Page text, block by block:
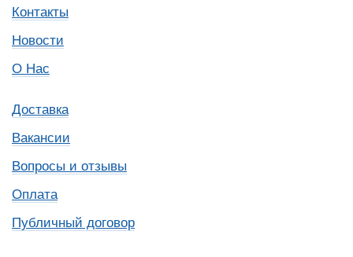
Контакты
Новости
О Нас
Доставка
Вакансии
Вопросы и отзывы
Оплата
Публичный договор